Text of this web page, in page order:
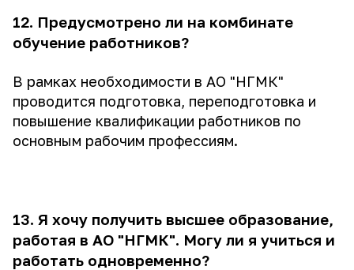
12. Предусмотрено ли на комбинате
обучение работников?
В рамках необходимости в АО "НГМК"
проводится подготовка, переподготовка и
повышение квалификации работников по
основным рабочим профессиям.
13. Я хочу получить высшее образование,
работая в АО "НГМК". Могу ли я учиться и
работать одновременно?